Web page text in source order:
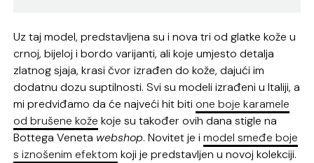
Uz taj model, predstavljena su i nova tri od glatke kože u
crnoj, bijeloj i bordo varijanti, ali koje umjesto detalja
zlatnog sjaja, krasi čvor izrađen do kože, dajući im
dodatnu dozu suptilnosti. Svi su modeli izrađeni u Italiji, a
mi predviđamo da će najveći hit bitione boje karamele
od brušene kože koje su također ovih dana stigle na
Bottega Veneta webshop. Novitet je imodel smeđe boje
s iznošenim efektom koji je predstavljen u novoj kolekciji.